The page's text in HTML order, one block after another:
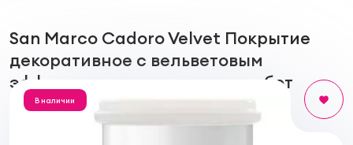
San Marco Cadoro Velvet Покрытие
декоративное с вельветовым
эффектом для внутренних работ
В наличии